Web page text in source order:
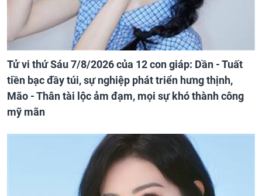
Tử vi thứ Sáu 7/8/2026 của 12 con giáp: Dần - Tuất
tiền bạc đầy túi, sự nghiệp phát triển hưng thịnh,
Mão - Thân tài lộc ảm đạm, mọi sự khó thành công
mỹ mãn